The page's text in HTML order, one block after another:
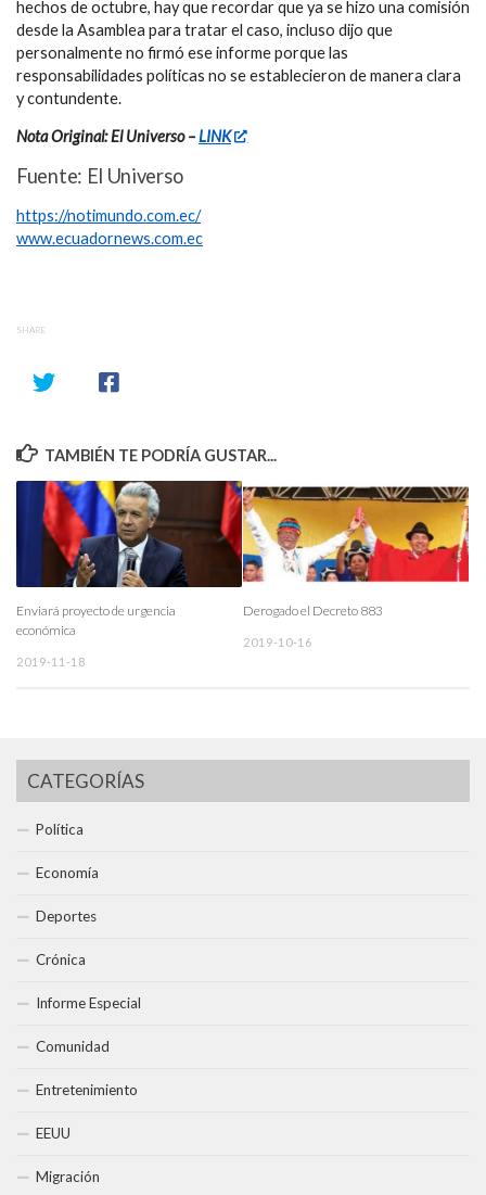
hechos de octubre, hay que recordar que ya se hizo una comisión
desde la Asamblea para tratar el caso, incluso dijo que
personalmente no firmó ese informe porque las
responsabilidades políticas no se establecieron de manera clara
y contundente.
Nota Original: El Universo –LINK
Fuente: El Universo
https://notimundo.com.ec/
www.ecuadornews.com.ec
SHARE
TAMBIÉN TE PODRÍA GUSTAR...
Enviará proyecto de urgencia
económica
2019-11-18
Derogado el Decreto 883
2019-10-16
CATEGORÍAS
Política
Economía
Deportes
Crónica
Informe Especial
Comunidad
Entretenimiento
EEUU
Migración